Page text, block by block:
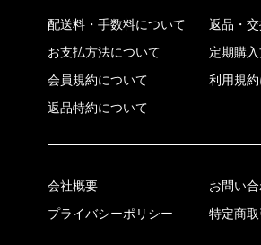
配送料・手数料について
お支払方法について
会員規約について
返品特約について
返品・
定期購
利用規
会社概要
プライバシーポリシー
お問い
特定商